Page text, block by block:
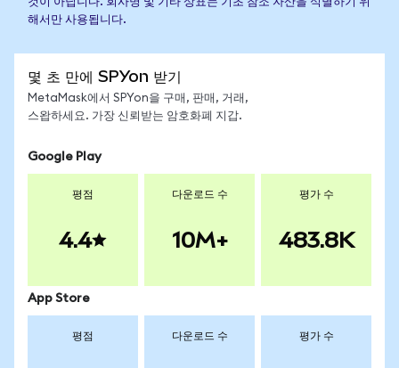
해서만 사용됩니다.
몇 초 만에 SPYon 받기
MetaMask에서 SPYon을 구매, 판매, 거래,
스왑하세요. 가장 신뢰받는 암호화폐 지갑.
Google Play
평점
4.4
다운로드 수
10M+
평가 수
483.8K
App Store
평점 다운로드 수 평가 수